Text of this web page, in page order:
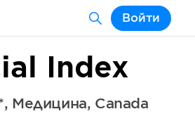
Войти
Index
, Медицина, Canada